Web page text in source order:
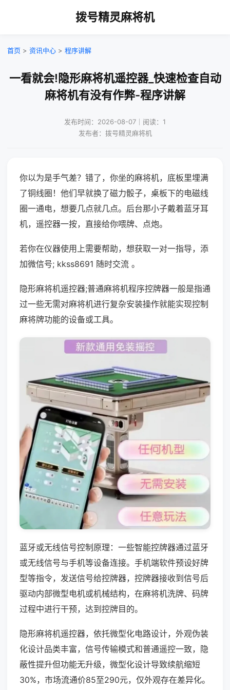
拨号精灵麻将机
首页 > 资讯中心 > 程序讲解
一看就会!隐形麻将机遥控器_快速检查自动
麻将机有没有作弊-程序讲解
发布时间：2026-08-07｜阅读：1
发布者：拨号精灵麻将机
你以为是手气差？错了，你坐的麻将机，底板里埋满
了铜线圈！他们早就换了磁力骰子，桌板下的电磁线
圈一通电，想要几点就几点。后台那小子戴着蓝牙耳
机，遥控器一按，直接给你喂牌、点炮。
若你在仪器使用上需要帮助，想获取一对一指导，添
加微信号; kkss8691 随时交流 。
隐形麻将机遥控器;普通麻将机程序控牌器一般是指通
过一些无需对麻将机进行复杂安装操作就能实现控制
麻将牌功能的设备或工具。
蓝牙或无线信号控制原理：一些智能控牌器通过蓝牙
或无线信号与手机等设备连接。手机端软件预设好牌
型等指令，发送信号给控牌器，控牌器接收到信号后
驱动内部微型电机或机械结构，在麻将机洗牌、码牌
过程中进行干预，达到控牌目的。
隐形麻将机遥控器，依托微型化电路设计，外观伪装
化设计品类丰富，信号传输模式和普通遥控一致，隐
蔽性提升但功能无升级，微型化设计导致续航缩短
30%，市场流通价85至290元，仅外观存在差异化。